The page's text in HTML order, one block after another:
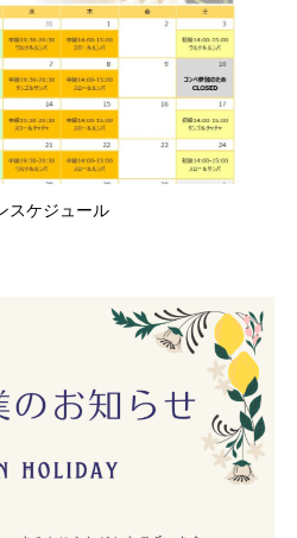
スケジュール